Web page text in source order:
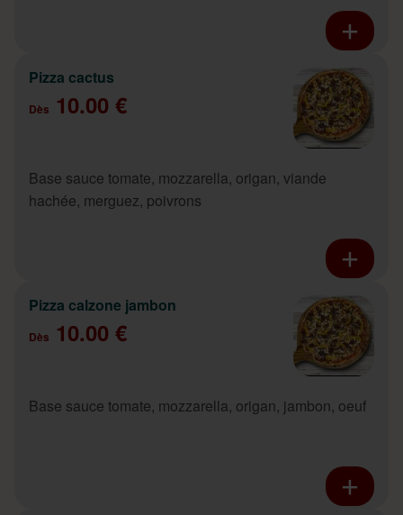
Pizza cactus
Dès 10.00 €
Base sauce tomate, mozzarella, origan, viande
hachée, merguez, poivrons
Pizza calzone jambon
Dès 10.00 €
Base sauce tomate, mozzarella, origan, jambon, oeuf